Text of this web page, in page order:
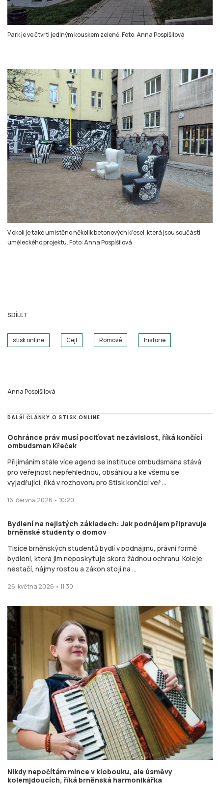
Park je ve čtvrti jediným kouskem zeleně. Foto: Anna Pospíšilová
V okolí je také umístěno několik betonových křesel, která jsou součástí
uměleckého projektu. Foto: Anna Pospíšilová
SDÍLET
stisk online Cejl Romové historie
Anna Pospíšilová
DALŠÍ ČLÁNKY O STISK ONLINE
Ochránce práv musí pociťovat nezávislost, říká končící
ombudsman Křeček
Přijímáním stále více agend se instituce ombudsmana stává
pro veřejnost nepřehlednou, obsáhlou a ke všemu se
vyjadřující, říká v rozhovoru pro Stisk končící veř ...
16. června 2026 • 10:20
Bydlení na nejistých základech: Jak podnájem připravuje
brněnské studenty o domov
Tisíce brněnských studentů bydlí v podnájmu, právní formě
bydlení, která jim neposkytuje skoro žádnou ochranu. Koleje
nestačí, nájmy rostou a zákon stojí na ...
26. května 2026 • 11:30
Nikdy nepočítám mince v klobouku, ale úsměvy
kolemjdoucích, říká brněnská harmonikářka